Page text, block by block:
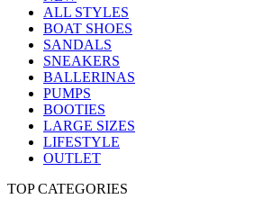
ALL STYLES
BOAT SHOES
SANDALS
SNEAKERS
BALLERINAS
PUMPS
BOOTIES
LARGE SIZES
LIFESTYLE
OUTLET
TOP CATEGORIES